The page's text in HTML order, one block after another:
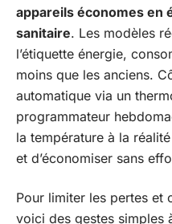
appareils économes en
sanitaire. Les modèles
l’étiquette énergie,
moins que les anciens.
automatique via un
programmateur
la température à la
et d’économiser sans
Pour limiter les pertes et
voici des gestes simples